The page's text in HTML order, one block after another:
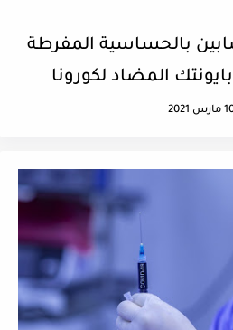
بالحساسية المفرطة
المضاد لكورونا
2021